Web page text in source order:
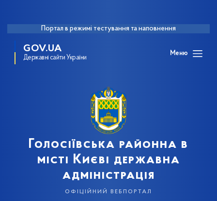
Портал в режимі тестування та наповнення
GOV.UA
Державні сайти України
Меню
Голосіївська районна в
місті Києві державна
адміністрація
офіційний вебпортал